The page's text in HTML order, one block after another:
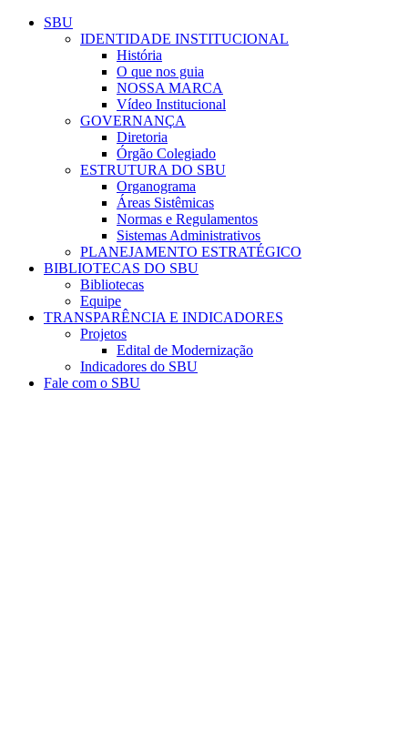
Conteúdo principal
SBU
IDENTIDADE INSTITUCIONAL
História
O que nos guia
NOSSA MARCA
Vídeo Institucional
GOVERNANÇA
Diretoria
Órgão Colegiado
ESTRUTURA DO SBU
Organograma
Áreas Sistêmicas
Normas e Regulamentos
Sistemas Administrativos
PLANEJAMENTO ESTRATÉGICO
BIBLIOTECAS DO SBU
Bibliotecas
Equipe
TRANSPARÊNCIA E INDICADORES
Projetos
Edital de Modernização
Indicadores do SBU
Fale com o SBU